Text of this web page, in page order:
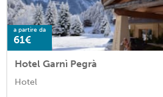
a partire da
61€
Hotel Garnì Pegrà
Hotel